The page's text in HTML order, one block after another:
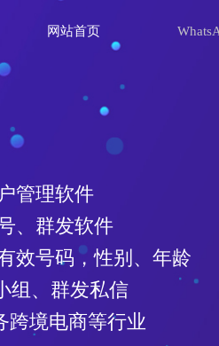
网站首页
管理软件
、群发软件
效号码，性别、年龄
组、群发私信
跨境电商等行业